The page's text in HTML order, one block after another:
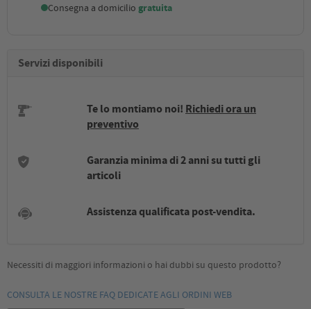
Consegna a domicilio gratuita
Servizi disponibili
Te lo montiamo noi! Richiedi ora un
preventivo
Garanzia minima di 2 anni su tutti gli
articoli
Assistenza qualificata post-vendita.
Necessiti di maggiori informazioni o hai dubbi su questo prodotto?
CONSULTA LE NOSTRE FAQ DEDICATE AGLI ORDINI WEB